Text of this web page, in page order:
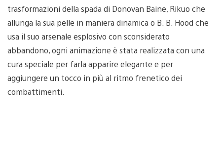
trasformazioni della spada di Donovan Baine, Rikuo che
allunga la sua pelle in maniera dinamica o B. B. Hood che
usa il suo arsenale esplosivo con sconsiderato
abbandono, ogni animazione è stata realizzata con una
cura speciale per farla apparire elegante e per
aggiungere un tocco in più al ritmo frenetico dei
combattimenti.